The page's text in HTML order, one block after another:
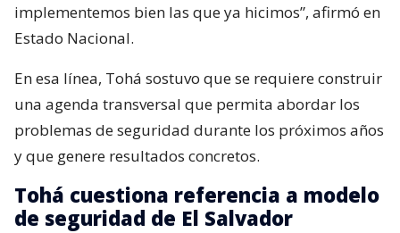
implementemos bien las que ya hicimos”, afirmó en
Estado Nacional.
En esa línea, Tohá sostuvo que se requiere construir
una agenda transversal que permita abordar los
problemas de seguridad durante los próximos años
y que genere resultados concretos.
Tohá cuestiona referencia a modelo
de seguridad de El Salvador